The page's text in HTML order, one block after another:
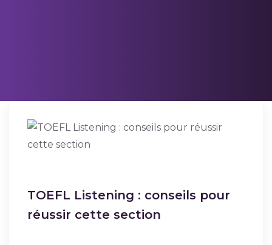
TOEFL Listening : conseils pour
réussir cette section